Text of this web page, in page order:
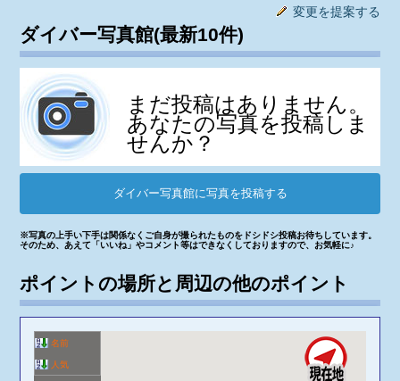
変更を提案する
ダイバー写真館(最新10件)
まだ投稿はありません。
あなたの写真を投稿しま
せんか？
ダイバー写真館に写真を投稿する
※写真の上手い下手は関係なくご自身が撮られたものをドシドシ投稿お待ちしています。
そのため、あえて「いいね」やコメント等はできなくしておりますので、お気軽に♪
ポイントの場所と周辺の他のポイント
名前
人気